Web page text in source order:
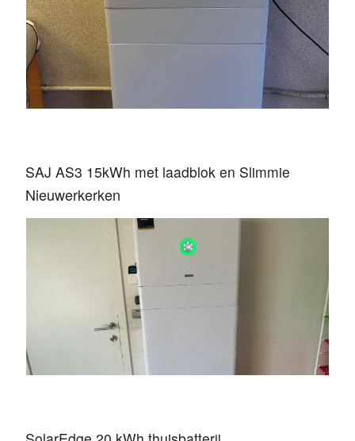
SAJ AS3 15kWh met laadblok en Slimmie
Nieuwerkerken